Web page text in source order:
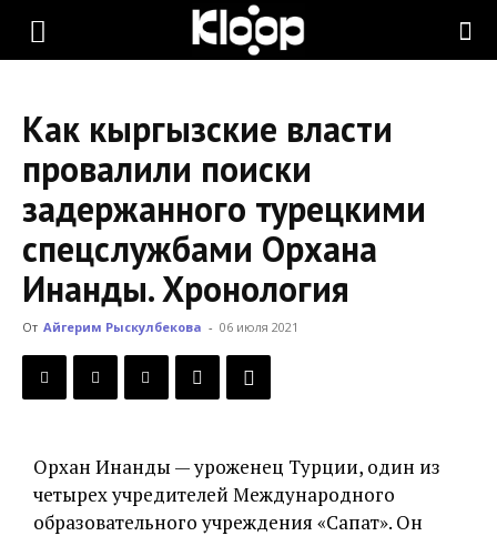
KLOOP.KG
Новости
Кыргызстана
Как кыргызские власти
провалили поиски
задержанного турецкими
спецслужбами Орхана
Инанды. Хронология
От Айгерим Рыскулбекова - 06 июля 2021
Орхан Инанды — уроженец Турции, один из
четырех учредителей Международного
образовательного учреждения «Сапат». Он